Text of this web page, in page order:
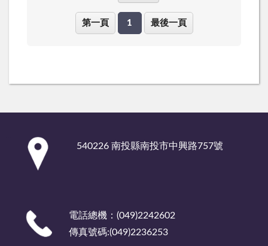
第一頁 1 最後一頁
540226 南投縣南投市中興路757號
電話總機：(049)2242602
傳真號碼:(049)2236253